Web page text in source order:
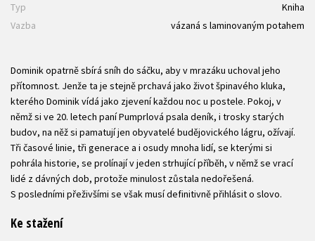
Typ
Kniha
Vazba
vázaná s laminovaným potahem
Dominik opatrně sbírá sníh do sáčku, aby v mrazáku uchoval jeho
přítomnost. Jenže ta je stejně prchavá jako život špinavého kluka,
kterého Dominik vídá jako zjevení každou noc u postele. Pokoj, v
němž si ve 20. letech paní Pumprlová psala deník, i trosky starých
budov, na něž si pamatují jen obyvatelé budějovického lágru, ožívají.
Tři časové linie, tři generace a i osudy mnoha lidí, se kterými si
pohrála historie, se prolínají v jeden strhující příběh, v němž se vrací
lidé z dávných dob, protože minulost zůstala nedořešená.
S posledními přeživšími se však musí definitivně přihlásit o slovo.
Ke stažení